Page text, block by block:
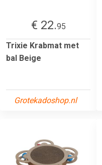
€ 22.95
Trixie Krabmat met
bal Beige
Grotekadoshop.nl